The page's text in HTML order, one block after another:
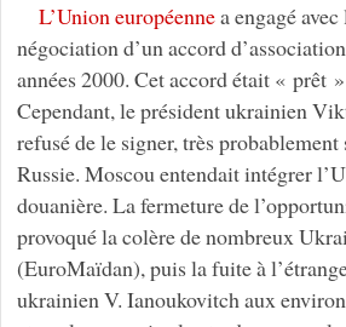
L’Union européennea engagé
négociation d’un accord
années 2000. Cet accord était « prêt
Cependant, le président ukrainien
refusé de le signer, très probablement
Russie. Moscou entendait intégrer
douanière. La fermeture de
provoqué la colère de nombreux
(EuroMaïdan), puis la fuite à
ukrainien V. Ianoukovitch aux